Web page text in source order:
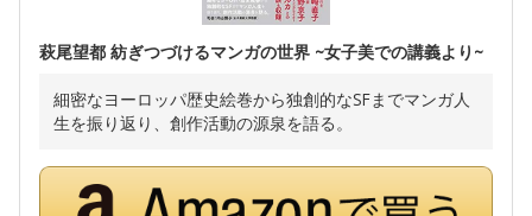
萩尾望都 紡ぎつづけるマンガの世界 ~女子美での講義より~
細密なヨーロッパ歴史絵巻から独創的なSFまでマンガ人
生を振り返り、創作活動の源泉を語る。